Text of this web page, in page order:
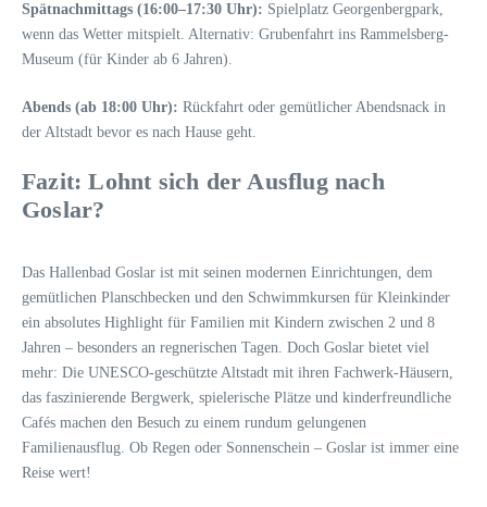
Spätnachmittags (16:00–17:30 Uhr): Spielplatz Georgenbergpark,
wenn das Wetter mitspielt. Alternativ: Grubenfahrt ins Rammelsberg-
Museum (für Kinder ab 6 Jahren).
Abends (ab 18:00 Uhr): Rückfahrt oder gemütlicher Abendsnack in
der Altstadt bevor es nach Hause geht.
Fazit: Lohnt sich der Ausflug nach
Goslar?
Das Hallenbad Goslar ist mit seinen modernen Einrichtungen, dem
gemütlichen Planschbecken und den Schwimmkursen für Kleinkinder
ein absolutes Highlight für Familien mit Kindern zwischen 2 und 8
Jahren – besonders an regnerischen Tagen. Doch Goslar bietet viel
mehr: Die UNESCO-geschützte Altstadt mit ihren Fachwerk-Häusern,
das faszinierende Bergwerk, spielerische Plätze und kinderfreundliche
Cafés machen den Besuch zu einem rundum gelungenen
Familienausflug. Ob Regen oder Sonnenschein – Goslar ist immer eine
Reise wert!